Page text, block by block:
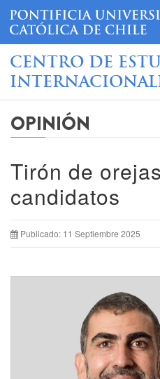
CENTRO DE
OPINIÓN
Tirón de
candidatos
Publicado: 11 Septiembre 2025